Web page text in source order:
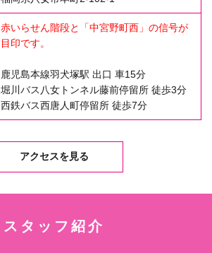
赤いらせん階段と「中宮野町西」の信号が
目印です。
鹿児島本線羽犬塚駅 出口 車15分
堀川バス八女トンネル藤前停留所 徒歩3分
西鉄バス西唐人町停留所 徒歩7分
アクセスを見る
スタッフ紹介